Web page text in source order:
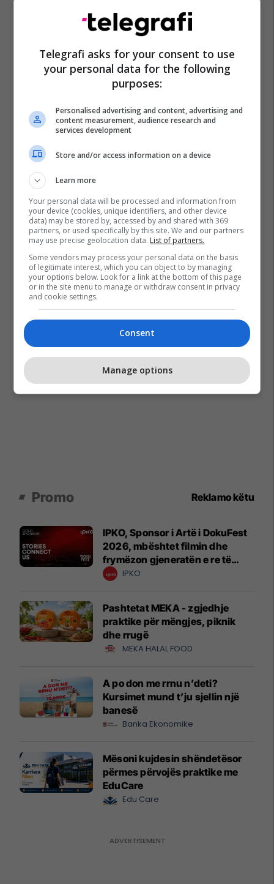
Kf Malisheva
Buducnost
Sporti Në Rajonin E Gjakovës
Liga E Konferencës
Promo Reklamo këtu
IPKO, Sponsor i Artë i DokuFest
2026, mbështet filmin dhe
frymëzon gjeneratën e re të
krijuesve
IPKO
Pashtetat MEKA - zgjedhje
praktike për mëngjes, piknik
dhe rrugë
MEKA HALAL FOOD
A po don me rrnu n’deti?
Kursimet mund t’ju sjellin një
banesë
Banka Ekonomike
Mësoni kujdesin shëndetësor
përmes përvojës praktike me
EduCare
Edu Care
Telegrafi asks for your consent to use
your personal data for the following
purposes:
Personalised advertising and content, advertising and
content measurement, audience research and
services development
Store and/or access information on a device
Learn more
Your personal data will be processed and information from
your device (cookies, unique identifiers, and other device
data) may be stored by, accessed by and shared with 369
partners, or used specifically by this site. We and our partners
may use precise geolocation data. List of partners.
Some vendors may process your personal data on the basis
of legitimate interest, which you can object to by managing
your options below. Look for a link at the bottom of this page
or in the site menu to manage or withdraw consent in privacy
and cookie settings.
Consent
Manage options